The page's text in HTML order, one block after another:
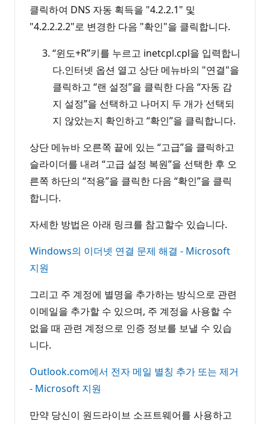
클릭하여 DNS 자동 획득을 "4.2.2.1" 및
"4.2.2.2.2"로 변경한 다음 "확인"을 클릭합니다.
“윈도+R”키를 누르고 inetcpl.cpl을 입력합니
다.인터넷 옵션 열고 상단 메뉴바의 "연결"을
클릭하고 “랜 설정”을 클릭한 다음 “자동 감
지 설정”을 선택하고 나머지 두 개가 선택되
지 않았는지 확인하고 “확인”을 클릭합니다.
상단 메뉴바 오른쪽 끝에 있는 “고급”을 클릭하고
슬라이더를 내려 “고급 설정 복원”을 선택한 후 오
른쪽 하단의 “적용”을 클릭한 다음 “확인”을 클릭
합니다.
자세한 방법은 아래 링크를 참고할수 있습니다.
Windows의 이더넷 연결 문제 해결 - Microsoft
지원
그리고 주 계정에 별명을 추가하는 방식으로 관련
이메일을 추가할 수 있으며, 주 계정을 사용할 수
없을 때 관련 계정으로 인증 정보를 보낼 수 있습
니다.
Outlook.com에서 전자 메일 별칭 추가 또는 제거
- Microsoft 지원
만약 당신이 원드라이브 소프트웨어를 사용하고